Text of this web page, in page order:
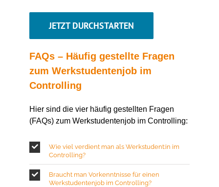
JETZT DURCHSTARTEN
FAQs – Häufig gestellte Fragen
zum Werkstudentenjob im
Controlling
Hier sind die vier häufig gestellten Fragen
(FAQs) zum Werkstudentenjob im Controlling:
Wie viel verdient man als Werkstudent:in im
Controlling?
Braucht man Vorkenntnisse für einen
Werkstudentenjob im Controlling?